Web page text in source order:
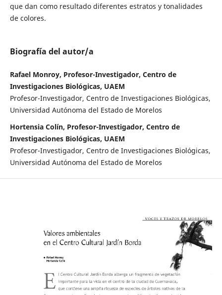
que dan como resultado diferentes estratos y tonalidades
de colores.
Biografía del autor/a
Rafael Monroy, Profesor-Investigador, Centro de
Investigaciones Biológicas, UAEM
Profesor-Investigador, Centro de Investigaciones Biológicas,
Universidad Autónoma del Estado de Morelos
Hortensia Colín, Profesor-Investigador, Centro de
Investigaciones Biológicas, UAEM
Profesor-Investigador, Centro de Investigaciones Biológicas,
Universidad Autónoma del Estado de Morelos